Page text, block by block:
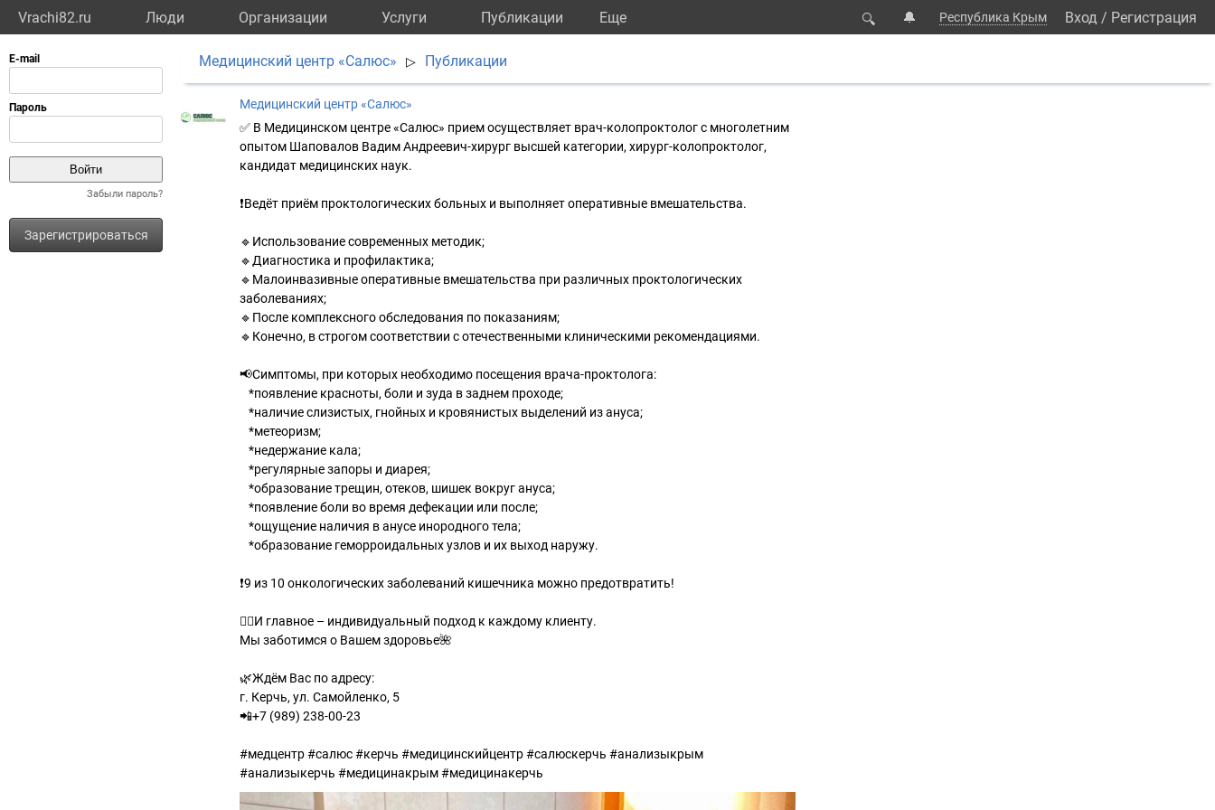
Vrachi82.ru Люди Организации Услуги Публикации Eще 🔍 🔔 Республика Крым Вход / Регистрация
Забыли пароль?
Зарегистрироваться
Медицинский центр «Салюс» ▷ Публикации
Медицинский центр «Салюс»
✅ В Медицинском центре «Салюс» прием осуществляет врач-колопроктолог с многолетним
опытом Шаповалов Вадим Андреевич-хирург высшей категории, хирург-колопроктолог,
кандидат медицинских наук.
❗️Ведёт приём проктологических больных и выполняет оперативные вмешательства.
🔹Использование современных методик;
🔹Диагностика и профилактика;
🔹Малоинвазивные оперативные вмешательства при различных проктологических
заболеваниях;
🔹После комплексного обследования по показаниям;
🔹Конечно, в строгом соответствии с отечественными клиническими рекомендациями.
📢Симптомы, при которых необходимо посещения врача-проктолога:
⠀*появление красноты, боли и зуда в заднем проходе;
⠀*наличие слизистых, гнойных и кровянистых выделений из ануса;
⠀*метеоризм;
⠀*недержание кала;
⠀*регулярные запоры и диарея;
⠀*образование трещин, отеков, шишек вокруг ануса;
⠀*появление боли во время дефекации или после;
⠀*ощущение наличия в анусе инородного тела;
⠀*образование геморроидальных узлов и их выход наружу.
❗9 из 10 онкологических заболеваний кишечника можно предотвратить!
👉🏻И главное – индивидуальный подход к каждому клиенту.
Мы заботимся о Вашем здоровье🌺
🌿Ждём Вас по адресу:
г. Керчь, ул. Самойленко, 5
📲+7 (989) 238-00-23
#медцентр #салюс #керчь #медицинскийцентр #салюскерчь #анализыкрым
#анализыкерчь #медицинакрым #медицинакерчь